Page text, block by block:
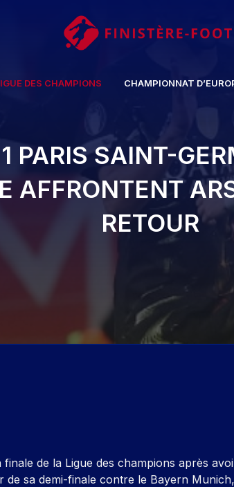
DES CHAMPIONS CHAMPIONNAT
PARIS SAINT-
AFFRONTENT
RETOUR
de la Ligue des champions après
sa demi-finale contre le Bayern Munich,